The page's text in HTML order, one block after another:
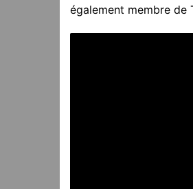
également membre de